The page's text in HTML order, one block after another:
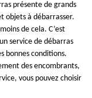
présente de grands
objets à débarrasser.
de cela. C’est
service de débarras
bonnes conditions.
des encombrants,
vous pouvez choisir